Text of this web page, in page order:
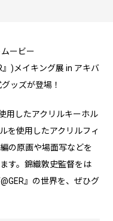
ービー
』)メイキング展 in アキバ
ッズが登場！
用したアクリルキーホル
を使用したアクリルフィ
の原画や場面写などを
す。錦織敦史監督をは
』の世界を、ぜひグ